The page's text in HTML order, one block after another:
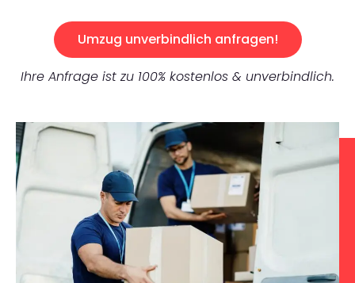
Umzug unverbindlich anfragen!
Ihre Anfrage ist zu 100% kostenlos & unverbindlich.